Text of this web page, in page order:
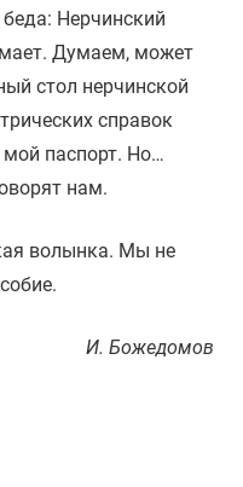
Нерчинский
Думаем, может
стол нерчинской
справок
паспорт. Но…
нам.
волынка. Мы не
И. Божедомов